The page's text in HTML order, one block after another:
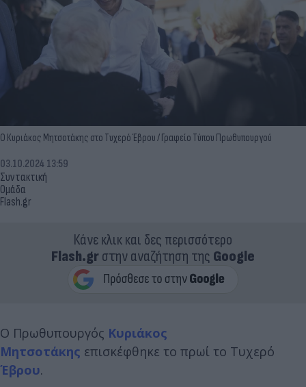
Ο Κυριάκος Μητσοτάκης στο Τυχερό Έβρου / Γραφείο Τύπου Πρωθυπουργού
Συντακτική
Ομάδα
Flash.gr
03.10.2024 13:59
Κάνε κλικ και δες περισσότερο
Flash.grστην αναζήτηση της Google
Ο Πρωθυπουργός Κυριάκος
Μητσοτάκης επισκέφθηκε το πρωί το Τυχερό
Έβρου.